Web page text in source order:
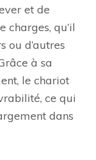
et de
charges, qu’il
ou d’autres
à sa
le chariot
ce qui
dans